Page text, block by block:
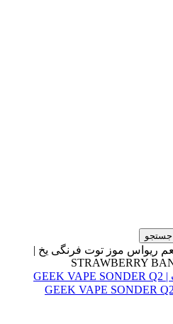
جستجو
ریواس موز توت فرنگی یخ |
STRAWBERRY